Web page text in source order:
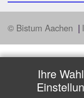
© Bistum Aachen
Ihre